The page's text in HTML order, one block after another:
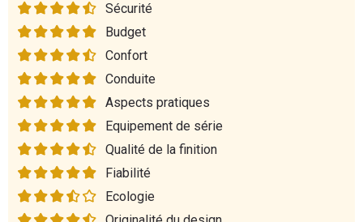
Sécurité
Budget
Confort
Conduite
Aspects pratiques
Equipement de série
Qualité de la finition
Fiabilité
Ecologie